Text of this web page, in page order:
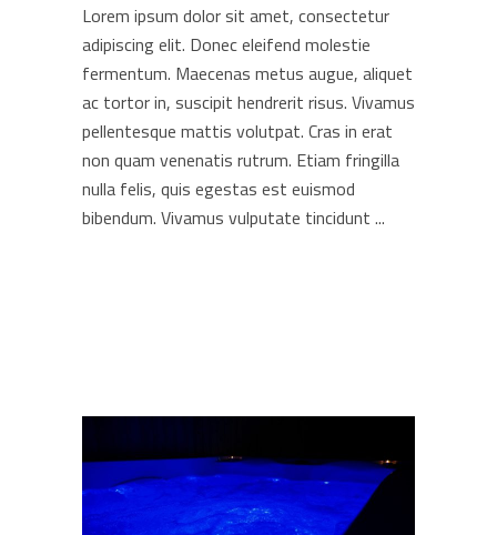
Lorem ipsum dolor sit amet, consectetur
adipiscing elit. Donec eleifend molestie
fermentum. Maecenas metus augue, aliquet
ac tortor in, suscipit hendrerit risus. Vivamus
pellentesque mattis volutpat. Cras in erat
non quam venenatis rutrum. Etiam fringilla
nulla felis, quis egestas est euismod
bibendum. Vivamus vulputate tincidunt